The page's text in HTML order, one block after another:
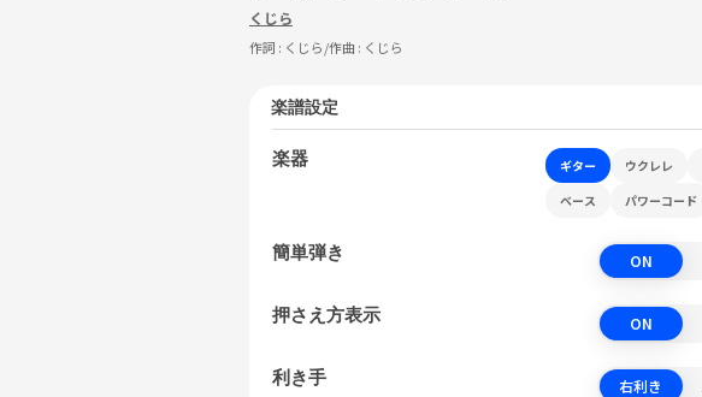
くじら
作詞 : くじら/作曲 : くじら
楽譜設定
楽器 ギター ウクレレ
ベース
パワーコード
簡単弾き ON
押さえ方表示 ON
利き手 右利き